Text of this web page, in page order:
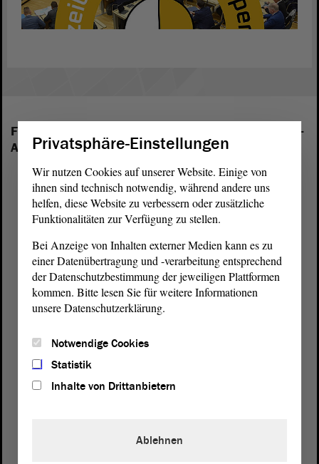
Folgende Fraktionen sind im Landtag von Sachsen-
Anhalt vertreten:
Privatsphäre-Einstellungen
Wir nutzen Cookies auf unserer Website. Einige von
ihnen sind technisch notwendig, während andere uns
helfen, diese Website zu verbessern oder zusätzliche
Funktionalitäten zur Verfügung zu stellen.
Bei Anzeige von Inhalten externer Medien kann es zu
einer Datenübertragung und -verarbeitung entsprechend
der Datenschutzbestimmung der jeweiligen Plattformen
kommen. Bitte lesen Sie für weitere Informationen
unsere Datenschutzerklärung.
Notwendige Cookies
Statistik
Inhalte von Drittanbietern
Ablehnen